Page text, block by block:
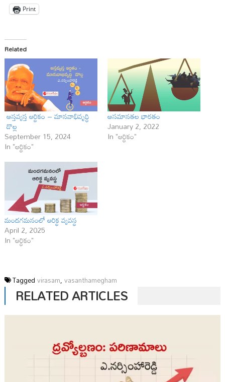
Print
Related
అస్తవ్యస్త ఆర్థికం – మానవాభివృద్ధి
డొల్ల
September 15, 2024
In "ఆర్ధికం"
అసమానతల భారతం
January 2, 2022
In "ఆర్ధికం"
మందగమనంలో ఆరిక్థ వ్యవస్థ
April 2, 2025
In "ఆర్ధికం"
Taggedvirasam,vasanthamegham
RELATED ARTICLES